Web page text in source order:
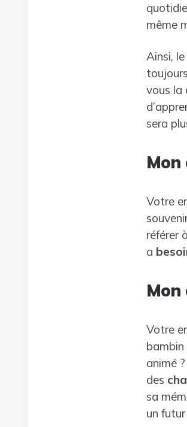
même
Ainsi,
vous la
sera
Votre
référer
a
Votre
bambin
animé
des
sa
un